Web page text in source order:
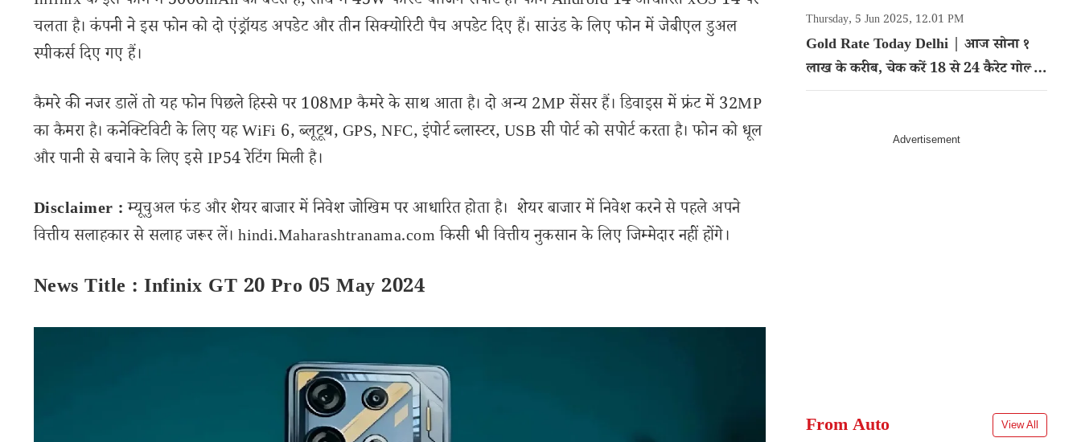
चलता है। कंपनी ने इस फोन को दो एंड्रॉयड अपडेट और तीन सिक्योरिटी पैच अपडेट दिए हैं। साउंड के लिए फोन में जेबीएल डुअल
स्पीकर्स दिए गए हैं।
कैमरे की नजर डालें तो यह फोन पिछले हिस्से पर 108MP कैमरे के साथ आता है। दो अन्य 2MP सेंसर हैं। डिवाइस में फ्रंट में 32MP
का कैमरा है। कनेक्टिविटी के लिए यह WiFi 6, ब्लूटूथ, GPS, NFC, इंपोर्ट ब्लास्टर, USB सी पोर्ट को सपोर्ट करता है। फोन को धूल
और पानी से बचाने के लिए इसे IP54 रेटिंग मिली है।
Disclaimer :म्यूचुअल फंड और शेयर बाजार में निवेश जोखिम पर आधारित होता है। शेयर बाजार में निवेश करने से पहले अपने
वित्तीय सलाहकार से सलाह जरूर लें। hindi.Maharashtranama.com किसी भी वित्तीय नुकसान के लिए जिम्मेदार नहीं होंगे।
News Title : Infinix GT 20 Pro 05 May 2024
Thursday, 5 Jun 2025, 12.01 PM
Gold Rate Today Delhi | आज सोना १
लाख के करीब, चेक करें 18 से 24 कैरेट गोल्ड
का रेट
From Auto View All